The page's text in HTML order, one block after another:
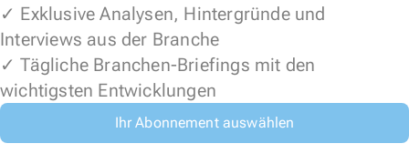
✓ Exklusive Analysen, Hintergründe und
Interviews aus der Branche
✓ Tägliche Branchen-Briefings mit den
wichtigsten Entwicklungen
Ihr Abonnement auswählen